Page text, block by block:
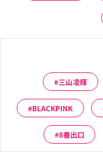
三山凌輝
BLACKPINK
8番出口